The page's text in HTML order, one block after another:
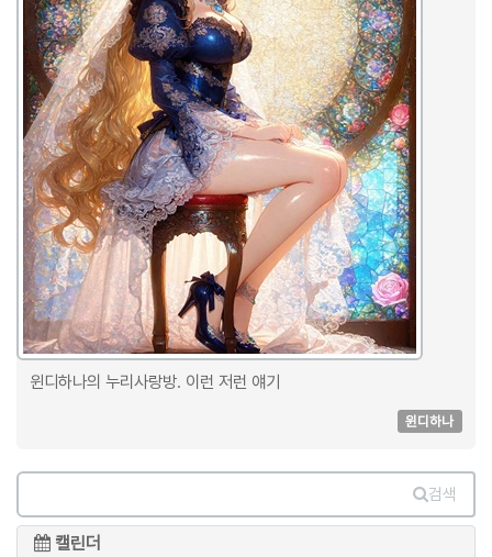
윈디하나의 누리사랑방. 이런 저런 얘기
윈디하나
검색
캘린더